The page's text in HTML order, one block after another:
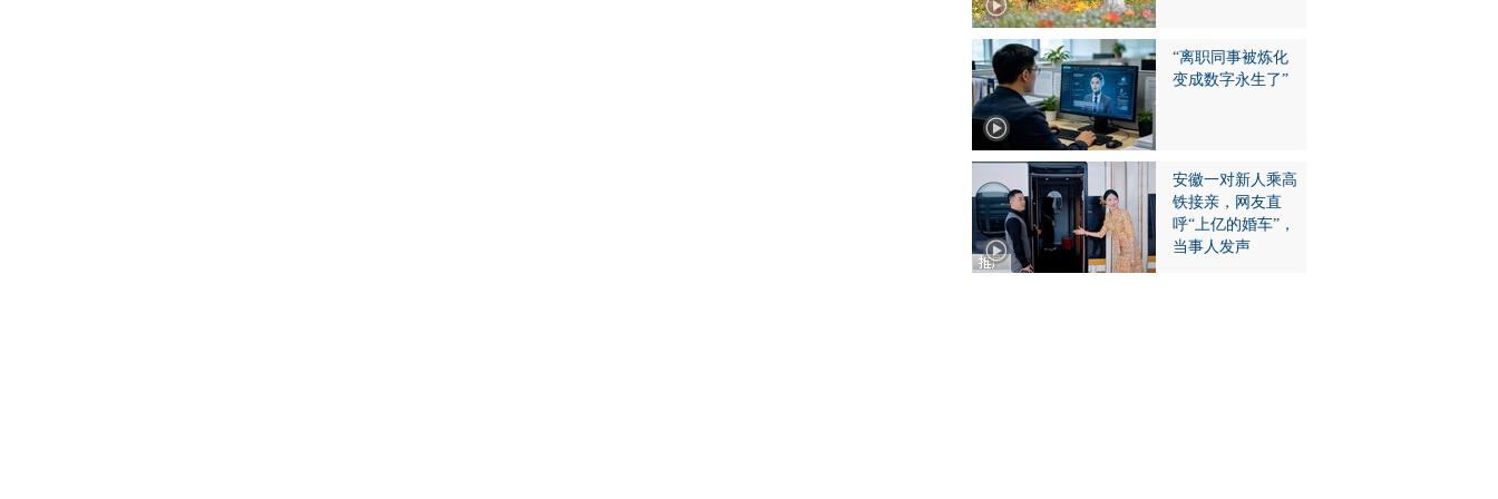
“离职同事被炼化
变成数字永生了”
安徽一对新人乘高
铁接亲，网友直
呼“上亿的婚车”，
当事人发声